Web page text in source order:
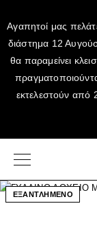
Αγαπητοί μας
διάστημα 12
θα παραμείνει
εκτελεστούν από
ΕΞΑΝΤΛΗΜΕΝΟ